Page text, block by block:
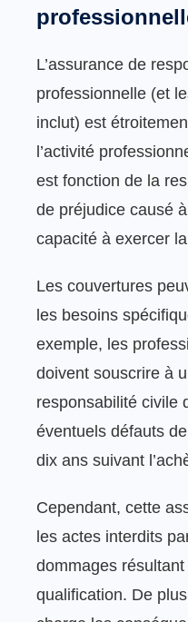
L’assurance de
professionnelle (et
inclut) est
l’activité
est fonction de la
de préjudice causé
capacité à exercer
Les couvertures
les besoins
exemple, les
doivent souscrire à
responsabilité civile
éventuels défauts
dix ans suivant
Cependant, cette
les actes interdits
dommages résultant
qualification. De